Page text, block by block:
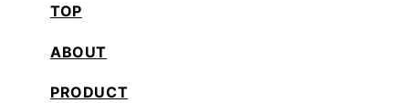
TOP
ABOUT
PRODUCT